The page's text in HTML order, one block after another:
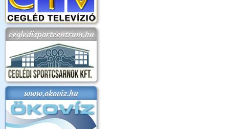
cegledisportcentrum.hu
www.okoviz.hu